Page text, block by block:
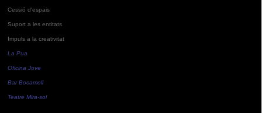
Cessió d'espais
Suport a les entitats
Impuls a la creativitat
La Pua
Oficina Jove
Bar Bocamoll
Teatre Mira-sol